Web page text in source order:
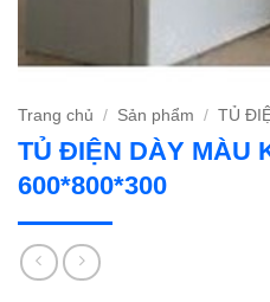
Trang chủ / Sản phẩm / TỦ
TỦ ĐIỆN DÀY MÀU
600*800*300